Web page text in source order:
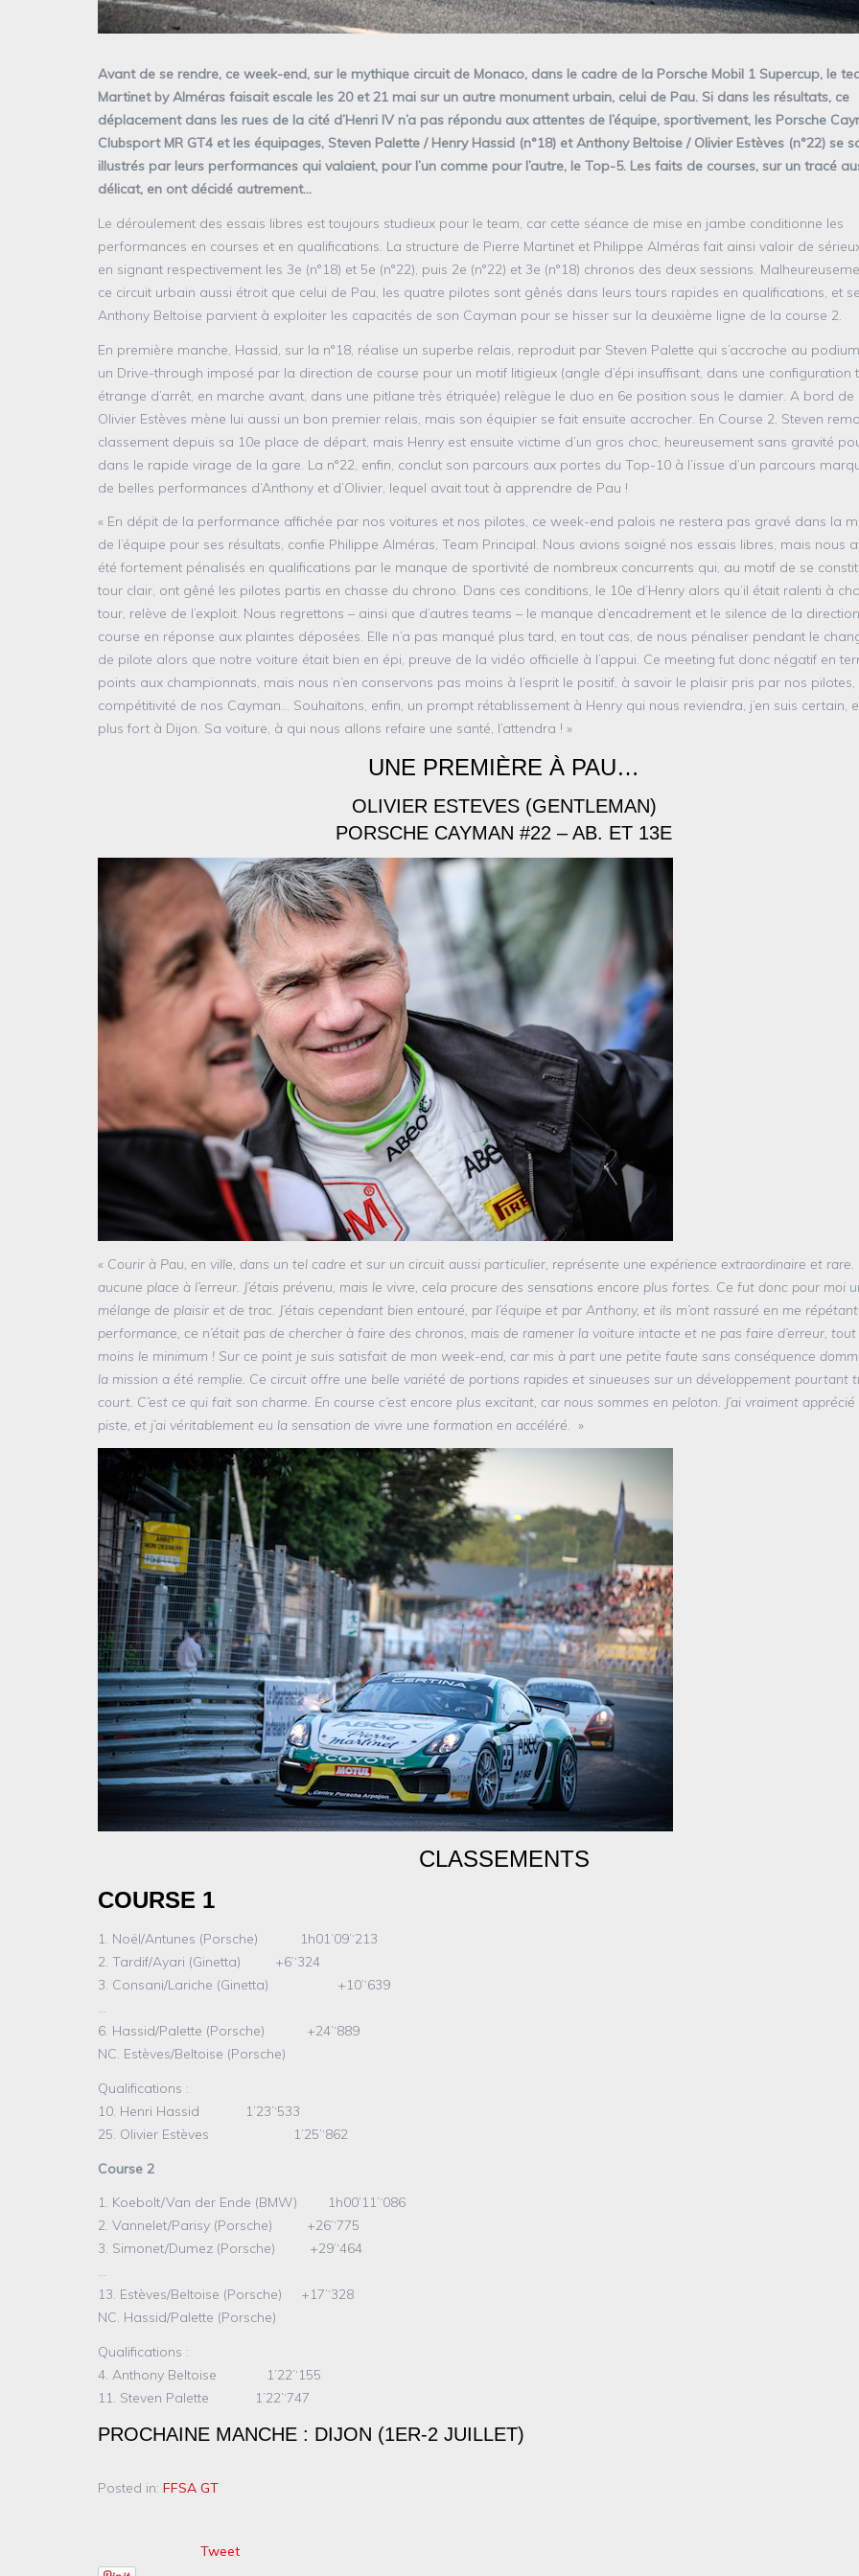
Avant de se rendre, ce week-end, sur le mythique circuit de Monaco, dans le cadre de la Porsche Mobil 1 Supercup, le
Martinet by Alméras faisait escale les 20 et 21 mai sur un autre monument urbain, celui de Pau. Si dans les résultats, ce
déplacement dans les rues de la cité d’Henri IV n’a pas répondu aux attentes de l’équipe, sportivement, les Porsche
Clubsport MR GT4 et les équipages, Steven Palette / Henry Hassid (n°18) et Anthony Beltoise / Olivier Estèves (n°22) se
illustrés par leurs performances qui valaient, pour l’un comme pour l’autre, le Top-5. Les faits de courses, sur un tracé
délicat, en ont décidé autrement…
Le déroulement des essais libres est toujours studieux pour le team, car cette séance de mise en jambe conditionne les
performances en courses et en qualifications. La structure de Pierre Martinet et Philippe Alméras fait ainsi valoir de
en signant respectivement les 3e (n°18) et 5e (n°22), puis 2e (n°22) et 3e (n°18) chronos des deux sessions.
ce circuit urbain aussi étroit que celui de Pau, les quatre pilotes sont gênés dans leurs tours rapides en qualifications, et
Anthony Beltoise parvient à exploiter les capacités de son Cayman pour se hisser sur la deuxième ligne de la course 2.
En première manche, Hassid, sur la n°18, réalise un superbe relais, reproduit par Steven Palette qui s’accroche au
un Drive-through imposé par la direction de course pour un motif litigieux (angle d’épi insuffisant, dans une configuration
étrange d’arrêt, en marche avant, dans une pitlane très étriquée) relègue le duo en 6e position sous le damier. A bord de
Olivier Estèves mène lui aussi un bon premier relais, mais son équipier se fait ensuite accrocher. En Course 2, Steven
classement depuis sa 10e place de départ, mais Henry est ensuite victime d’un gros choc, heureusement sans gravité
dans le rapide virage de la gare. La n°22, enfin, conclut son parcours aux portes du Top-10 à l’issue d’un parcours
de belles performances d’Anthony et d’Olivier, lequel avait tout à apprendre de Pau !
« En dépit de la performance affichée par nos voitures et nos pilotes, ce week-end palois ne restera pas gravé dans la
de l’équipe pour ses résultats, confie Philippe Alméras, Team Principal. Nous avions soigné nos essais libres, mais nous
été fortement pénalisés en qualifications par le manque de sportivité de nombreux concurrents qui, au motif de se
tour clair, ont gêné les pilotes partis en chasse du chrono. Dans ces conditions, le 10e d’Henry alors qu’il était ralenti à
tour, relève de l’exploit. Nous regrettons – ainsi que d’autres teams – le manque d’encadrement et le silence de la
course en réponse aux plaintes déposées. Elle n’a pas manqué plus tard, en tout cas, de nous pénaliser pendant le
de pilote alors que notre voiture était bien en épi, preuve de la vidéo officielle à l’appui. Ce meeting fut donc négatif en
points aux championnats, mais nous n’en conservons pas moins à l’esprit le positif, à savoir le plaisir pris par nos pilotes,
compétitivité de nos Cayman… Souhaitons, enfin, un prompt rétablissement à Henry qui nous reviendra, j’en suis certain,
plus fort à Dijon. Sa voiture, à qui nous allons refaire une santé, l’attendra ! »
UNE PREMIÈRE À PAU…
OLIVIER ESTEVES (GENTLEMAN)
PORSCHE CAYMAN #22 – AB. ET 13E
« Courir à Pau, en ville, dans un tel cadre et sur un circuit aussi particulier, représente une expérience extraordinaire et rare.
aucune place à l’erreur. J’étais prévenu, mais le vivre, cela procure des sensations encore plus fortes. Ce fut donc pour moi
mélange de plaisir et de trac. J’étais cependant bien entouré, par l’équipe et par Anthony, et ils m’ont rassuré en me
performance, ce n’était pas de chercher à faire des chronos, mais de ramener la voiture intacte et ne pas faire d’erreur, tout
moins le minimum ! Sur ce point je suis satisfait de mon week-end, car mis à part une petite faute sans conséquence
la mission a été remplie. Ce circuit offre une belle variété de portions rapides et sinueuses sur un développement pourtant
court. C’est ce qui fait son charme. En course c’est encore plus excitant, car nous sommes en peloton. J’ai vraiment
piste, et j’ai véritablement eu la sensation de vivre une formation en accéléré. »
CLASSEMENTS
COURSE 1
1. Noël/Antunes (Porsche) 1h01’09’‘213
2. Tardif/Ayari (Ginetta) +6’‘324
3. Consani/Lariche (Ginetta) +10’‘639
…
6. Hassid/Palette (Porsche) +24’‘889
NC. Estèves/Beltoise (Porsche)
Qualifications :
10. Henri Hassid 1’23’‘533
25. Olivier Estèves 1’25’‘862
Course 2
1. Koebolt/Van der Ende (BMW) 1h00’11’‘086
2. Vannelet/Parisy (Porsche) +26’‘775
3. Simonet/Dumez (Porsche) +29’‘464
…
13. Estèves/Beltoise (Porsche) +17’‘328
NC. Hassid/Palette (Porsche)
Qualifications :
4. Anthony Beltoise 1’22’‘155
11. Steven Palette 1’22’‘747
PROCHAINE MANCHE : DIJON (1ER-2 JUILLET)
Posted in: FFSA GT
Tweet